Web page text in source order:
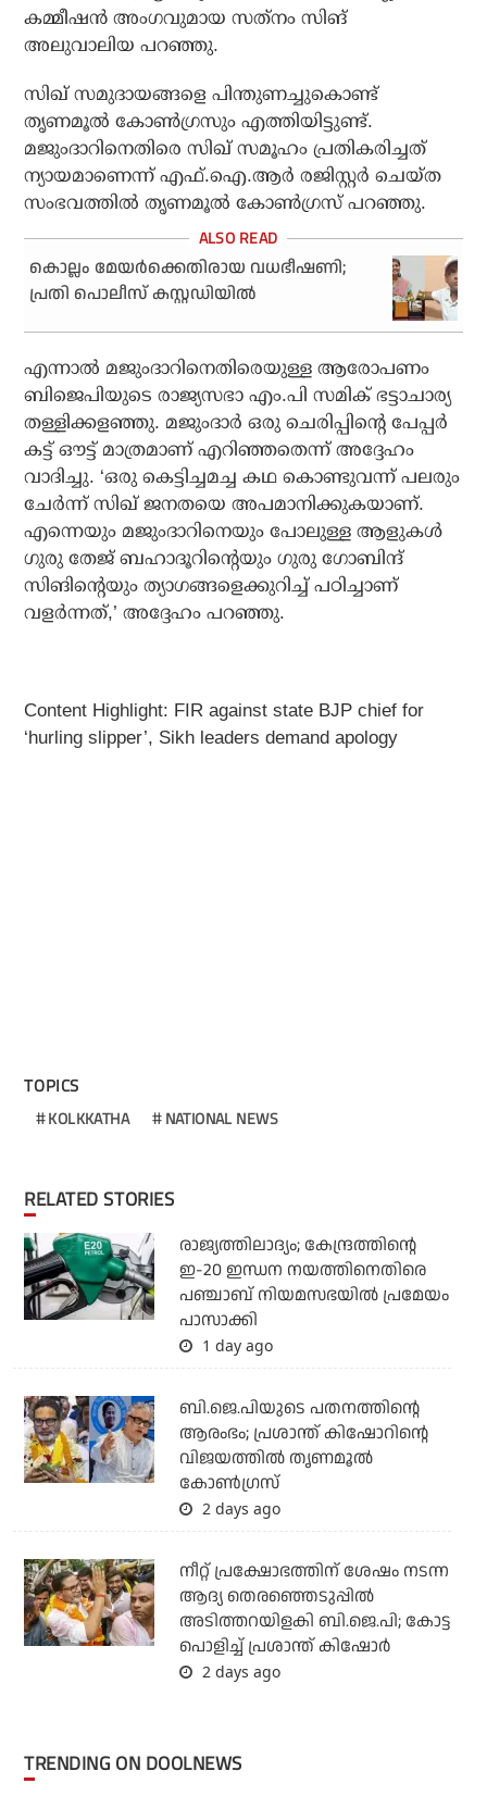
കമ്മീഷൻ അംഗവുമായ സത്‌നം സിങ്
അലുവാലിയ പറഞ്ഞു.
സിഖ് സമുദായങ്ങളെ പിന്തുണച്ചുകൊണ്ട്
തൃണമൂൽ കോൺഗ്രസും എത്തിയിട്ടുണ്ട്.
മജുംദാറിനെതിരെ സിഖ് സമൂഹം പ്രതികരിച്ചത്
ന്യായമാണെന്ന് എഫ്.ഐ.ആർ രജിസ്റ്റർ ചെയ്ത
സംഭവത്തിൽ തൃണമൂൽ കോൺഗ്രസ് പറഞ്ഞു.
കൊല്ലം മേയര്‍ക്കെതിരായ വധഭീഷണി;
പ്രതി പൊലീസ് കസ്റ്റഡിയില്‍
എന്നാൽ മജുംദാറിനെതിരെയുള്ള ആരോപണം
ബിജെപിയുടെ രാജ്യസഭാ എം.പി സമിക് ഭട്ടാചാര്യ
തള്ളിക്കളഞ്ഞു. മജുംദാർ ഒരു ചെരിപ്പിന്റെ പേപ്പർ
കട്ട് ഔട്ട് മാത്രമാണ് എറിഞ്ഞതെന്ന് അദ്ദേഹം
വാദിച്ചു. ‘ഒരു കെട്ടിച്ചമച്ച കഥ കൊണ്ടുവന്ന് പലരും
ചേർന്ന് സിഖ് ജനതയെ അപമാനിക്കുകയാണ്.
എന്നെയും മജുംദാറിനെയും പോലുള്ള ആളുകൾ
ഗുരു തേജ് ബഹാദൂറിന്റെയും ഗുരു ഗോബിന്ദ്
സിങിന്റെയും ത്യാഗങ്ങളെക്കുറിച്ച് പഠിച്ചാണ്
വളർന്നത്,’ അദ്ദേഹം പറഞ്ഞു.
Content Highlight: FIR against state BJP chief for
‘hurling slipper’, Sikh leaders demand apology
TOPICS
KOLKKATHA NATIONAL NEWS
RELATED STORIES
രാജ്യത്തിലാദ്യം; കേന്ദ്രത്തിന്റെ
ഇ-20 ഇന്ധന നയത്തിനെതിരെ
പഞ്ചാബ് നിയമസഭയില്‍ പ്രമേയം
പാസാക്കി
1 day ago
ബി.ജെ.പിയുടെ പതനത്തിന്റെ
ആരംഭം; പ്രശാന്ത് കിഷോറിന്റെ
വിജയത്തില്‍ തൃണമൂല്‍
കോണ്‍ഗ്രസ്
2 days ago
നീറ്റ് പ്രക്ഷോഭത്തിന് ശേഷം നടന്ന
ആദ്യ തെരഞ്ഞെടുപ്പില്‍
അടിത്തറയിളകി ബി.ജെ.പി; കോട്ട
പൊളിച്ച് പ്രശാന്ത് കിഷോര്‍
2 days ago
TRENDING ON DOOLNEWS